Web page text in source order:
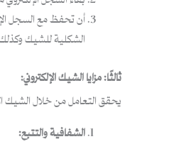
الشكلية للشيك وكذلك
ثالثًا: مزايا الشيك الإلكتروني:
يحقق التعامل من خلال الشيك
الشفافية والتتبع: